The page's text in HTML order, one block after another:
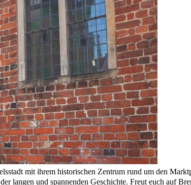
mit ihrem historischen Zentrum rund um den
langen und spannenden Geschichte. Freut euch auf